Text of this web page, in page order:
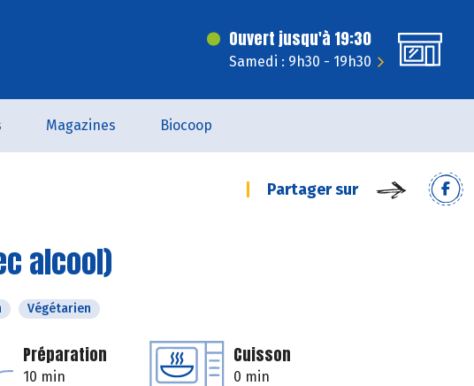
Ouvert jusqu'à 19:30
Samedi : 9h30 - 19h30
Magazines Biocoop
Partager sur
alcool)
Végétarien
Préparation
10 min
Cuisson
0 min